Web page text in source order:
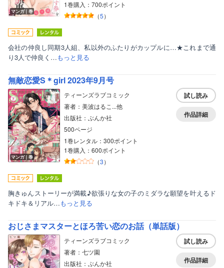
マンガ｜巻
1巻購入：700ポイント
（5）
会社の仲良し同期3人組、私以外のふたりがカップルに…★これまで通
り3人で仲良く…もっと見る
無敵恋愛S＊girl 2023年9月号
マンガ｜巻
ティーンズラブコミック
著者：美波はるこ...他
出版社：ぶんか社
500ページ
1巻レンタル：300ポイント
1巻購入：600ポイント
（3）
試し読み
作品詳細
胸きゅんストーリーが満載♪欲張りな女の子のミダラな願望を叶えるド
キドキ＆リアル…もっと見る
おじさまマスターとほろ苦い恋のお話（単話版）
ティーンズラブコミック
著者：七ツ園
出版社：ぶんか社
試し読み
作品詳細